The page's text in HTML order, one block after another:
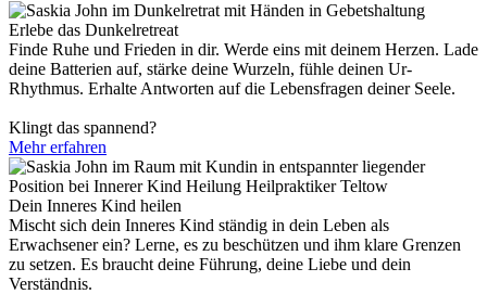
Erlebe das Dunkelretreat
Finde Ruhe und Frieden in dir. Werde eins mit deinem Herzen. Lade
deine Batterien auf, stärke deine Wurzeln, fühle deinen Ur-
Rhythmus. Erhalte Antworten auf die Lebensfragen deiner Seele.
Klingt das spannend?
Mehr erfahren
Dein Inneres Kind heilen​
Mischt sich dein Inneres Kind ständig in dein Leben als
Erwachsener ein? Lerne, es zu beschützen und ihm klare Grenzen
zu setzen. Es braucht deine Führung, deine Liebe und dein
Verständnis.